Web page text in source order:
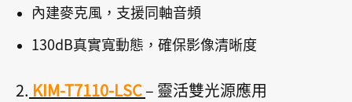
內建麥克風，支援同軸音頻
130dB真實寬動態，確保影像清晰度
2. KIM-T7110-LSC– 靈活雙光源應用